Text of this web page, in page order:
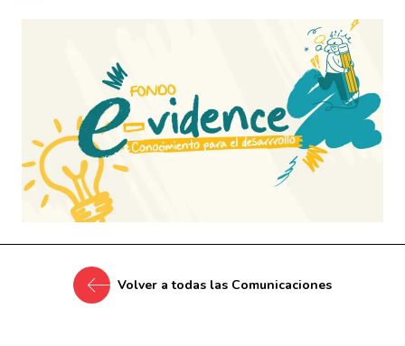
Volver a todas las Comunicaciones